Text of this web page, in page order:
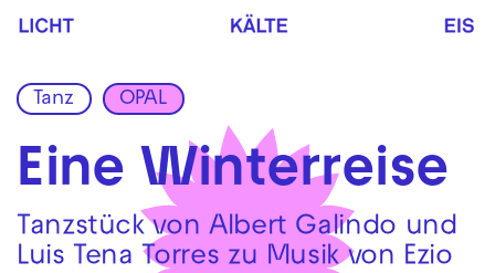
Zur Hauptnavigation springen
Tanz
OPAL
Eine Winterreise
Tanzstück von Albert Galindo und
Luis Tena Torres zu Musik von Ezio